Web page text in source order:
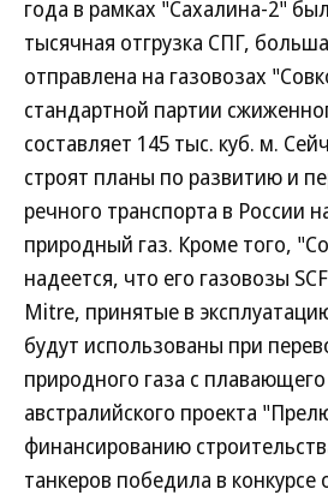
года в рамках "Сахалина-2"
тысячная отгрузка СПГ,
отправлена на газовозах
стандартной партии
составляет 145 тыс. куб. м.
строят планы по развитию и
речного транспорта в России
природный газ. Кроме того,
надеется, что его газовозы
Mitre, принятые в
будут использованы при
природного газа с
австралийского проекта
финансированию
танкеров победила в конкурсе